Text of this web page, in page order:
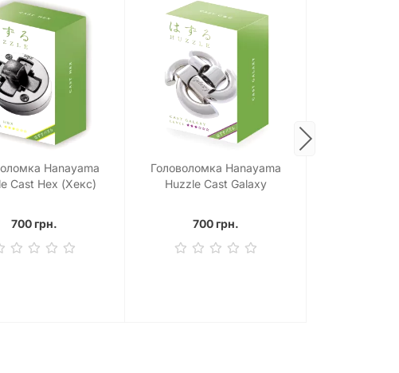
Hanayama
Cast Hex (Хекс)
700 грн.
Головоломка Hanayama
Huzzle Cast Galaxy
700 грн.